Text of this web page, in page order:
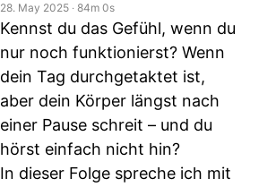
28. May 2025 ‧ 84m 0s
Kennst du das Gefühl, wenn du
nur noch funktionierst? Wenn
dein Tag durchgetaktet ist,
aber dein Körper längst nach
einer Pause schreit – und du
hörst einfach nicht hin?
In dieser Folge spreche ich mit